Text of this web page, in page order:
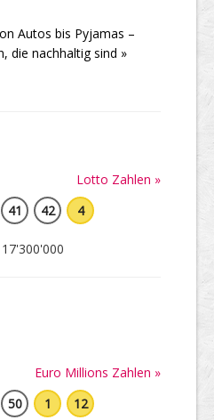
Autos bis Pyjamas –
die nachhaltig sind »
Lotto Zahlen »
41 42 4
Euro Millions Zahlen »
50 1 12